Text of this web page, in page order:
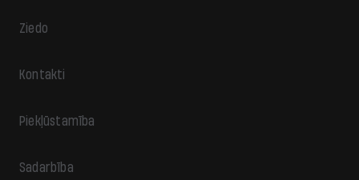
Ziedo
Kontakti
Piekļūstamība
Sadarbība